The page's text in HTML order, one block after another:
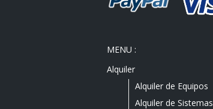
MENU :
Alquiler
Alquiler de Equipos
Alquiler de Sistemas